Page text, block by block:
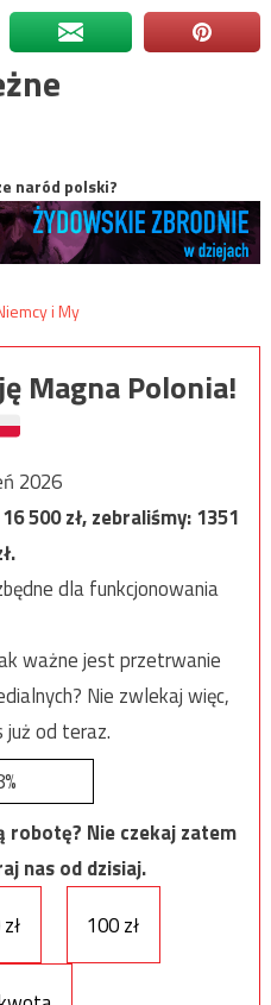
naród polski?
Magna Polonia!
2026
16 500zł, zebraliśmy:1351
dla funkcjonowania
ważne jest przetrwanie
Nie zwlekaj więc,
już od teraz.
robotę? Nie czekaj zatem
nas od dzisiaj.
100 zł